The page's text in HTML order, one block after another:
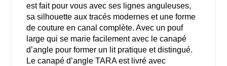
est fait pour vous avec ses lignes anguleuses,
sa silhouette aux tracés modernes et une forme
de couture en canal complète. Avec un pouf
large qui se marie facilement avec le canapé
d’angle pour former un lit pratique et distingué.
Le canapé d’angle TARA est livré avec